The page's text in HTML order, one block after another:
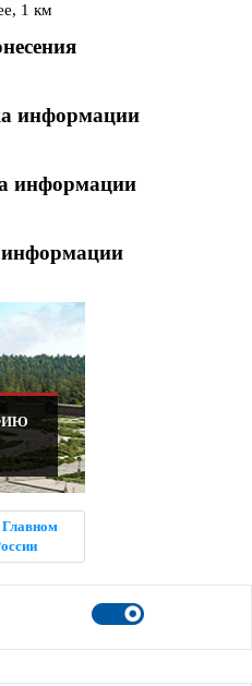
1 км
информации
информации
информации
Главном